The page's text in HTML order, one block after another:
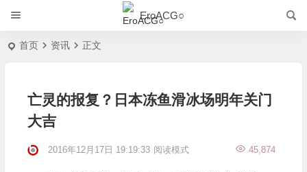
EroACG○
首页 资讯 正文
亡灵的报复？日本冻鱼滑冰场明年关门
大吉
2016年12月17日 19:19:33 45,874
阅读模式